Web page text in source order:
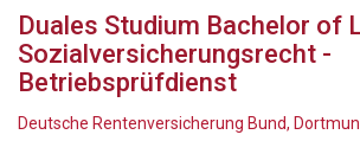
Duales Studium Bachelor of
Sozialversicherungsrecht -
Betriebsprüfdienst
Deutsche Rentenversicherung Bund,